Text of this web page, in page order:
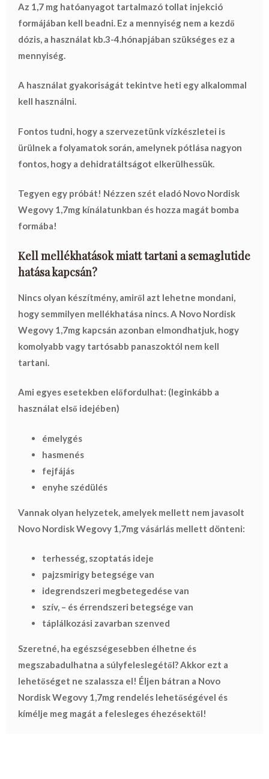
Az 1,7 mg hatóanyagot tartalmazó tollat injekció
formájában kell beadni. Ez a mennyiség nem a kezdő
dózis, a használat kb.3-4.hónapjában szükséges ez a
mennyiség.
A használat gyakoriságát tekintve heti egy alkalommal
kell használni.
Fontos tudni, hogy a szervezetünk vízkészletei is
ürülnek a folyamatok során, amelynek pótlása nagyon
fontos, hogy a dehidratáltságot elkerülhessük.
Tegyen egy próbát! Nézzen szét eladó Novo Nordisk
Wegovy 1,7mg kínálatunkban és hozza magát bomba
formába!
Kell mellékhatások miatt tartani a semaglutide
hatása kapcsán?
Nincs olyan készítmény, amiről azt lehetne mondani,
hogy semmilyen mellékhatása nincs. A Novo Nordisk
Wegovy 1,7mg kapcsán azonban elmondhatjuk, hogy
komolyabb vagy tartósabb panaszoktól nem kell
tartani.
Ami egyes esetekben előfordulhat: (leginkább a
használat első idejében)
émelygés
hasmenés
fejfájás
enyhe szédülés
Vannak olyan helyzetek, amelyek mellett nem javasolt
Novo Nordisk Wegovy 1,7mg vásárlás mellett dönteni:
terhesség, szoptatás ideje
pajzsmirigy betegsége van
idegrendszeri megbetegedése van
szív, – és érrendszeri betegsége van
táplálkozási zavarban szenved
Szeretné, ha egészségesebben élhetne és
megszabadulhatna a súlyfeleslegétől? Akkor ezt a
lehetőséget ne szalassza el! Éljen bátran a Novo
Nordisk Wegovy 1,7mg rendelés lehetőségével és
kímélje meg magát a felesleges éhezésektől!